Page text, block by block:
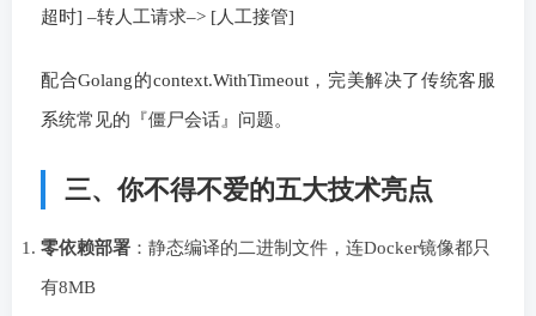
超时] –转人工请求–> [人工接管]
配合Golang的context.WithTimeout，完美解决了传统客服
系统常见的『僵尸会话』问题。
三、你不得不爱的五大技术亮点
零依赖部署 ：静态编译的二进制文件，连Docker镜像都只
有8MB